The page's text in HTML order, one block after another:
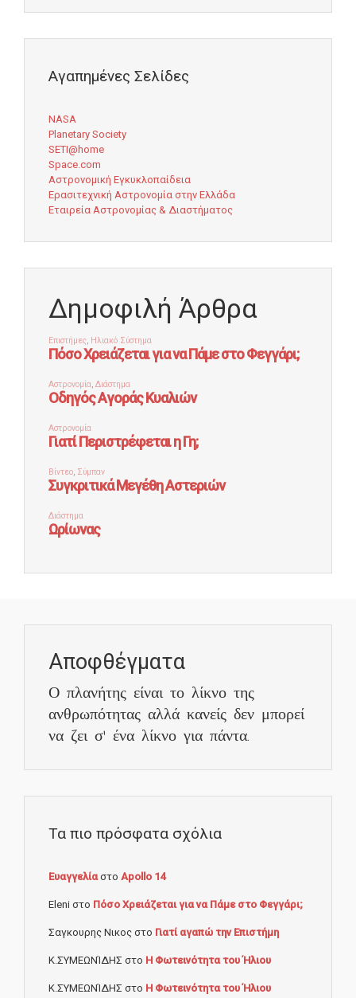
Αγαπημένες Σελίδες
NASA
Planetary Society
SETI@home
Space.com
Αστρονομική Εγκυκλοπαίδεια
Ερασιτεχνική Αστρονομία στην Ελλάδα
Εταιρεία Αστρονομίας & Διαστήματος
Δημοφιλή Άρθρα
Αποφθέγματα
Ο πλανήτης είναι το λίκνο της
ανθρωπότητας αλλά κανείς δεν μπορεί
να ζει σ' ένα λίκνο για πάντα.
Τα πιο πρόσφατα σχόλια
Ευαγγελίαστο Apollo 14
Eleni στο Πόσο Χρειάζεται για να Πάμε στο Φεγγάρι;
Σαγκουρης Νικος στο Γιατί αγαπώ την Επιστήμη
Κ.ΣΥΜΕΩΝΊΔΗΣ στο Η Φωτεινότητα του Ήλιου
Κ.ΣΥΜΕΩΝΊΔΗΣ στο Η Φωτεινότητα του Ήλιου